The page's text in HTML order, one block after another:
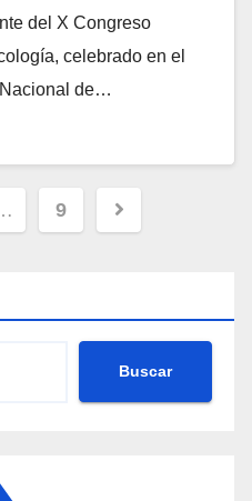
del X Congreso
celebrado en el
de…
9
Buscar